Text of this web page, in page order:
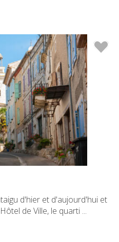
d'hier et d'aujourd'hui et
de Ville, le quarti ...